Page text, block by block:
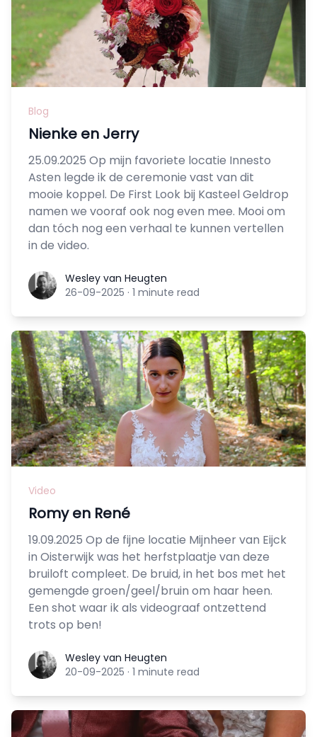
Blog
Nienke en Jerry
25.09.2025 Op mijn favoriete locatie Innesto
Asten legde ik de ceremonie vast van dit
mooie koppel. De First Look bij Kasteel Geldrop
namen we vooraf ook nog even mee. Mooi om
dan tóch nog een verhaal te kunnen vertellen
in de video.
Wesley van Heugten
Wesley van Heugten
26-09-2025 · 1 minute read
Video
Romy en René
19.09.2025 Op de fijne locatie Mijnheer van Eijck
in Oisterwijk was het herfstplaatje van deze
bruiloft compleet. De bruid, in het bos met het
gemengde groen/geel/bruin om haar heen.
Een shot waar ik als videograaf ontzettend
trots op ben!
Wesley van Heugten
Wesley van Heugten
20-09-2025 · 1 minute read